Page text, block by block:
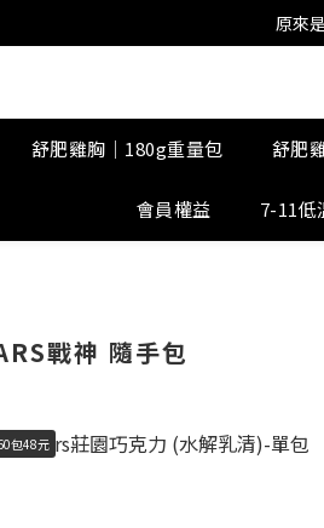
原來
舒肥雞胸｜180g重量包 舒肥
會員權益 7-11低
戰神 隨手包
包48元